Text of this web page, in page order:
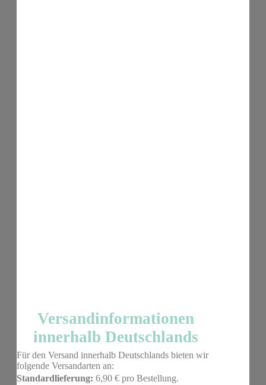
Versandinformationen
innerhalb Deutschlands
Für den Versand innerhalb Deutschlands bieten wir
folgende Versandarten an:
Standardlieferung: 6,90 € pro Bestellung.